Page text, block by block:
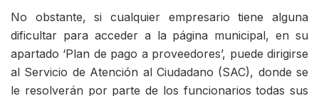
No obstante, si cualquier empresario tiene alguna
dificultar para acceder a la página municipal, en su
apartado ‘Plan de pago a proveedores’, puede dirigirse
al Servicio de Atención al Ciudadano (SAC), donde se
le resolverán por parte de los funcionarios todas sus